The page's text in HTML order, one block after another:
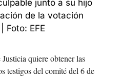
junto a su hijo
de la votación
Foto: EFE
quiere obtener las
testigos del comité del 6 de